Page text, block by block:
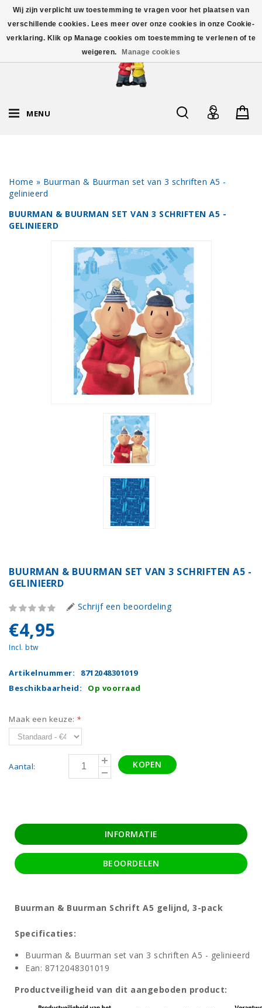
MENU
Home » Buurman & Buurman set van 3 schriften A5 -
gelinieerd
BUURMAN & BUURMAN SET VAN 3 SCHRIFTEN A5 -
GELINIEERD
BUURMAN & BUURMAN SET VAN 3 SCHRIFTEN A5 -
GELINIEERD
Schrijf een beoordeling
€4,95
Incl. btw
Artikelnummer:
8712048301019
Beschikbaarheid:
Op voorraad
Maak een keuze: *
Aantal: KOPEN
INFORMATIE
BEOORDELEN
Buurman & Buurman Schrift A5 gelijnd, 3-pack
Specificaties:
Buurman & Buurman set van 3 schriften A5 - gelinieerd
Ean: 8712048301019
Productveiligheid van dit aangeboden product:
Wij zijn verplicht uw toestemming te vragen voor het plaatsen van
verschillende cookies. Lees meer over onze cookies in onze Cookie-
verklaring. Klik op Manage cookies om toestemming te verlenen of te
weigeren.
Manage cookies